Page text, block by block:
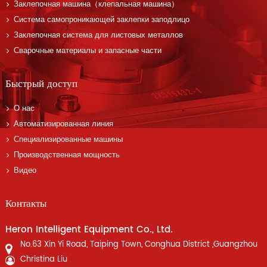
Заклепочная машина（клепальная машина）
Система самопроникающей заклепки заподлицо
Заклепочная система для листовых металлов
Сварочные материалы и запасные части
Быстрый доступ
О нас
Автоматизированная линия
Специализированные машины
Производственная мощность
Видео
Контакты
Heron Intelligent Equipment Co., Ltd.
No.63 Xin Yi Road, Taiping Town, Conghua District ,Guangzhou
Christina Liu